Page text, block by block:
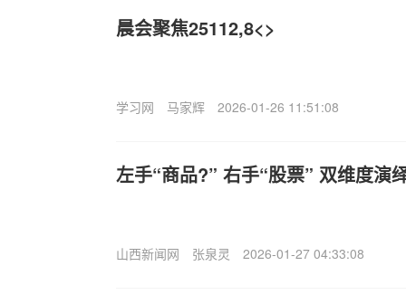
晨会聚焦25112,8<>
学习网 马家辉 2026-01-26 11:51:08
左手“商品?” 右手“股票” 双维度演
山西新闻网 张泉灵 2026-01-27 04:33:08